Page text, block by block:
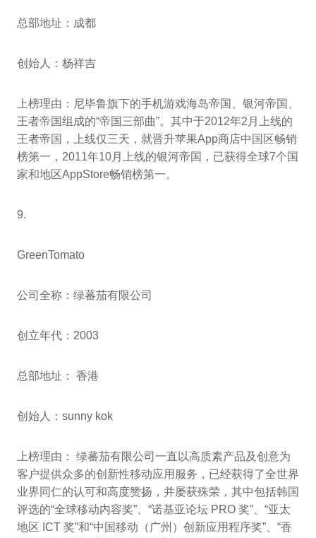
总部地址：成都
创始人：杨祥吉
上榜理由：尼毕鲁旗下的手机游戏海岛帝国、银河帝国、
王者帝国组成的“帝国三部曲”。其中于2012年2月上线的
王者帝国，上线仅三天，就晋升苹果App商店中国区畅销
榜第一，2011年10月上线的银河帝国，已获得全球7个国
家和地区AppStore畅销榜第一。
9.
GreenTomato
公司全称：绿蕃茄有限公司
创立年代：2003
总部地址： 香港
创始人：sunny kok
上榜理由： 绿蕃茄有限公司一直以高质素产品及创意为
客户提供众多的创新性移动应用服务，已经获得了全世界
业界同仁的认可和高度赞扬，并屡获殊荣，其中包括韩国
评选的“全球移动内容奖”、“诺基亚论坛 PRO 奖”、“亚太
地区 ICT 奖”和“中国移动（广州）创新应用程序奖”、“香